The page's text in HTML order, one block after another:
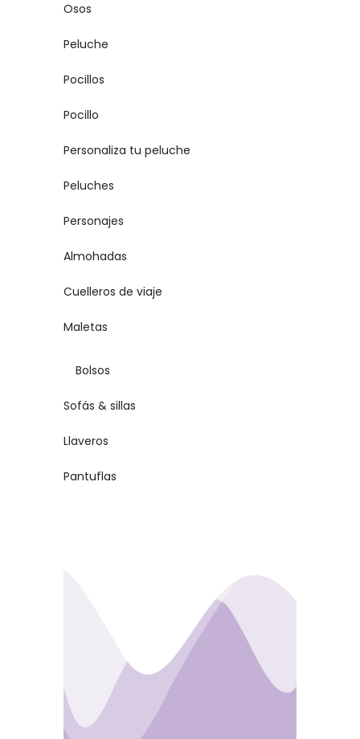
Osos
Peluche
Pocillos
Pocillo
Personaliza tu peluche
Peluches
Personajes
Almohadas
Cuelleros de viaje
Maletas
Bolsos
Sofás & sillas
Llaveros
Pantuflas